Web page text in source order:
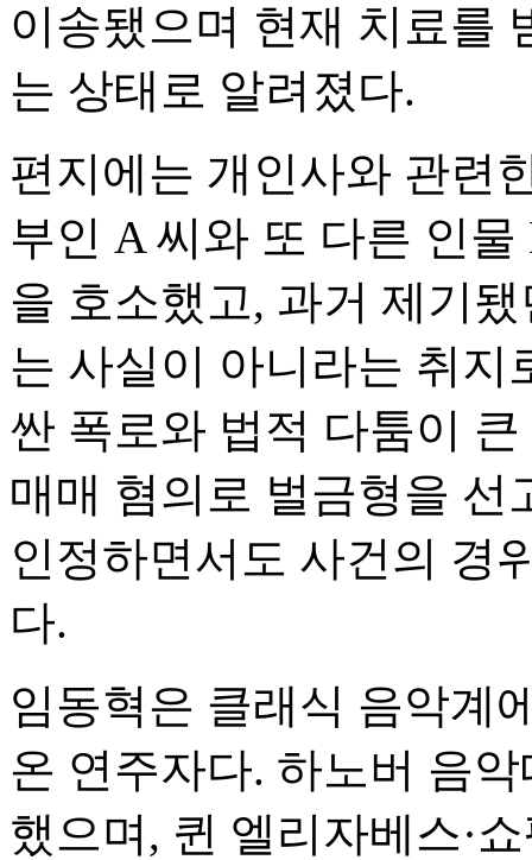
이송됐으며 현재 치료를
는 상태로 알려졌다.
편지에는 개인사와 관련
부인 A 씨와 또 다른 인
을 호소했고, 과거 제기
는 사실이 아니라는 취지
싼 폭로와 법적 다툼이
매매 혐의로 벌금형을 선
인정하면서도 사건의 경
다.
임동혁은 클래식 음악계
온 연주자다. 하노버 음
했으며, 퀸 엘리자베스·